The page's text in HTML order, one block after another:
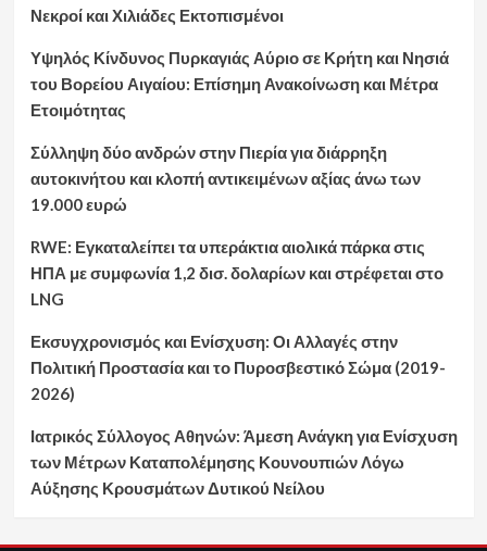
Νεκροί και Χιλιάδες Εκτοπισμένοι
Υψηλός Κίνδυνος Πυρκαγιάς Αύριο σε Κρήτη και Νησιά
του Βορείου Αιγαίου: Επίσημη Ανακοίνωση και Μέτρα
Ετοιμότητας
Σύλληψη δύο ανδρών στην Πιερία για διάρρηξη
αυτοκινήτου και κλοπή αντικειμένων αξίας άνω των
19.000 ευρώ
RWE: Εγκαταλείπει τα υπεράκτια αιολικά πάρκα στις
ΗΠΑ με συμφωνία 1,2 δισ. δολαρίων και στρέφεται στο
LNG
Εκσυγχρονισμός και Ενίσχυση: Οι Αλλαγές στην
Πολιτική Προστασία και το Πυροσβεστικό Σώμα (2019-
2026)
Ιατρικός Σύλλογος Αθηνών: Άμεση Ανάγκη για Ενίσχυση
των Μέτρων Καταπολέμησης Κουνουπιών Λόγω
Αύξησης Κρουσμάτων Δυτικού Νείλου